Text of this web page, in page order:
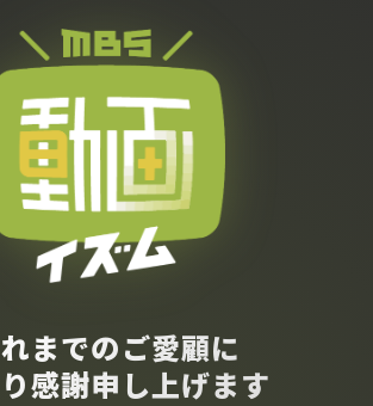
までのご愛顧に
感謝申し上げます